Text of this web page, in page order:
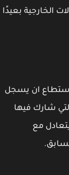
الخارجية بعيدًا
ان يسجل
شارك فيها
مع